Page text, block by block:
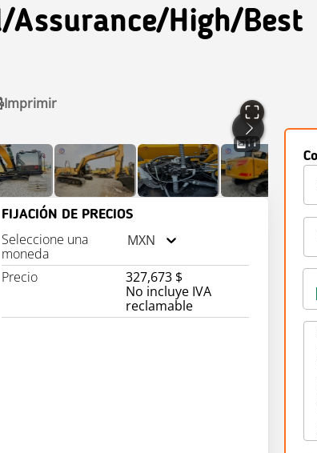
High/Best
Imprimir
11
FIJACIÓN DE PRECIOS
Seleccione una
moneda
MXN
Precio
327,673 $
No incluye IVA
reclamable